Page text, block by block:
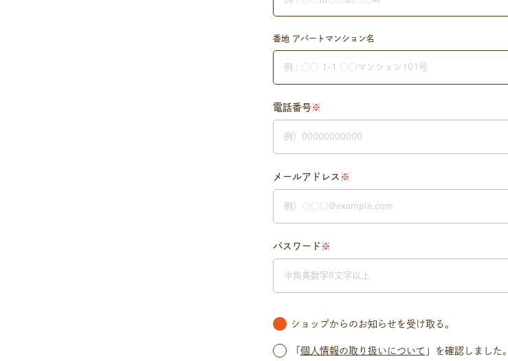
番地 アパートマンション名
電話番号※
メールアドレス ※
パスワード ※
ショップからのお知らせを受け取る。
個人情報の取り扱いについて 」を確認しました。